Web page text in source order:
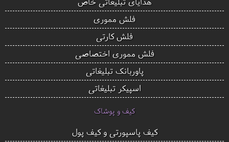
فلش مموری
فلش کارتی
فلش مموری اختصاصی
پاوربانک تبلیغاتی
اسپیکر تبلیغاتی
کیف و پوشاک
کیف پاسپورتی و کیف پول